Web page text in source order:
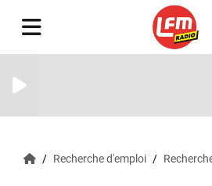
Recherche d'emploi